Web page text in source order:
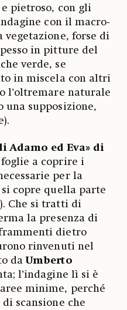
pietroso, con gli
con il macro-
vegetazione, forse di
in pitture del
verde, se
in miscela con altri
l’oltremare naturale
una supposizione,
Adamo ed Eva» di
a coprire i
per la
copre quella parte
Che si tratti di
la presenza di
dietro
rinvenuti nel
daUmberto
l’indagine lì si è
minime, perché
scansione che